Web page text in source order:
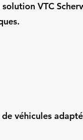
VTC
véhicules